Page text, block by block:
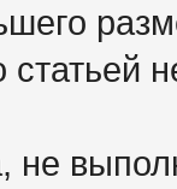
не